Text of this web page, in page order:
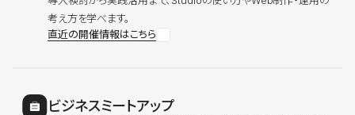
考え方を学べます。
直近の開催情報はこちら
ビジネスミートアップ